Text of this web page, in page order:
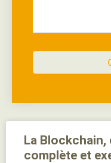
La Blockchain,
complète et